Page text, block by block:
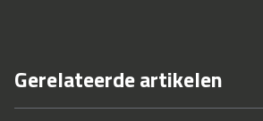
Gerelateerde artikelen